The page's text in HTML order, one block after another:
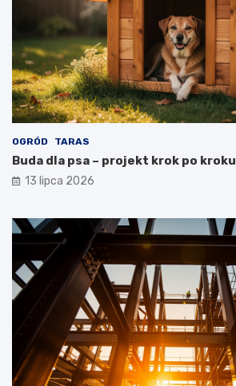
OGRÓD TARAS
Buda dla psa – projekt krok po kroku
13 lipca 2026